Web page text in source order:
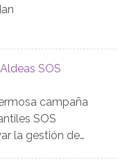
SOS
campaña
SOS
la gestión de…